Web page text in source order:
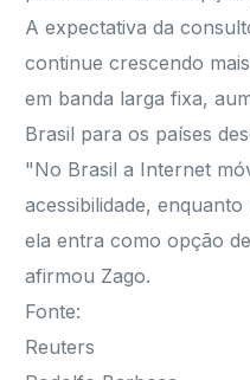
A expectativa da
continue crescendo
em banda larga fixa,
Brasil para os países
"No Brasil a Internet
acessibilidade,
ela entra como opção
afirmou Zago.
Fonte:
Reuters